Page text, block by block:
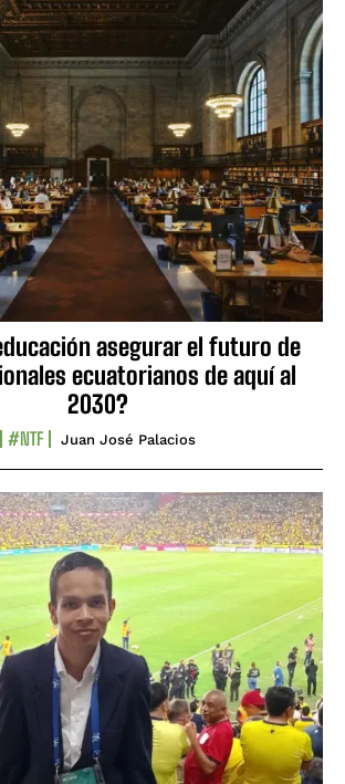
asegurar el futuro de
ecuatorianos de aquí al
2030?
#NTF Juan José Palacios